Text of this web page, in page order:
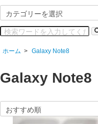
ホーム > Galaxy Note8
Galaxy Note8